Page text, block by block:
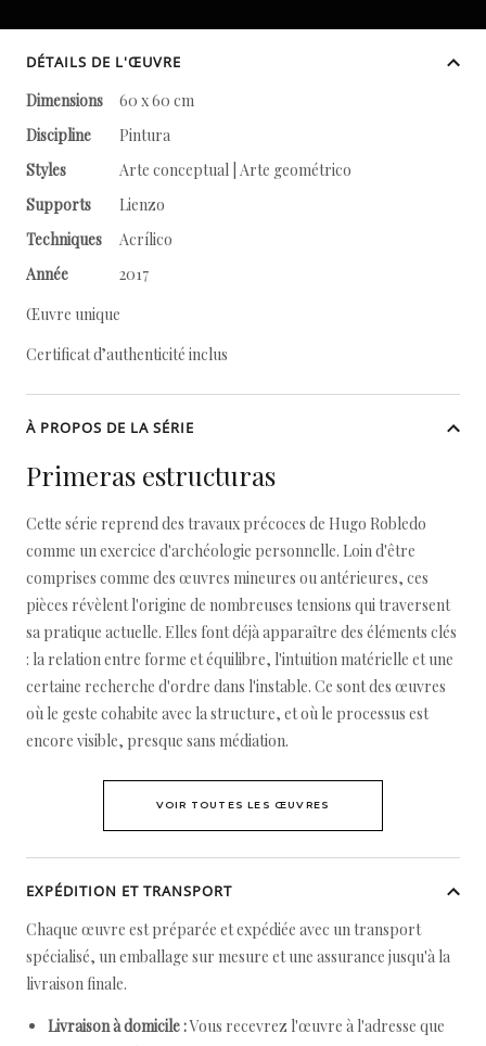
DÉTAILS DE L'ŒUVRE
Dimensions
60 x 60 cm
Discipline
Pintura
Styles
Arte conceptual | Arte geométrico
Supports
Lienzo
Techniques
Acrílico
Année
2017
Œuvre unique
Certificat d’authenticité inclus
À PROPOS DE LA SÉRIE
Primeras estructuras
Cette série reprend des travaux précoces de Hugo Robledo
comme un exercice d'archéologie personnelle. Loin d'être
comprises comme des œuvres mineures ou antérieures, ces
pièces révèlent l'origine de nombreuses tensions qui traversent
sa pratique actuelle. Elles font déjà apparaître des éléments clés
: la relation entre forme et équilibre, l'intuition matérielle et une
certaine recherche d'ordre dans l'instable. Ce sont des œuvres
où le geste cohabite avec la structure, et où le processus est
encore visible, presque sans médiation.
VOIR TOUTES LES ŒUVRES
EXPÉDITION ET TRANSPORT
Chaque œuvre est préparée et expédiée avec un transport
spécialisé, un emballage sur mesure et une assurance jusqu'à la
livraison finale.
Livraison à domicile :Vous recevrez l'œuvre à l'adresse que